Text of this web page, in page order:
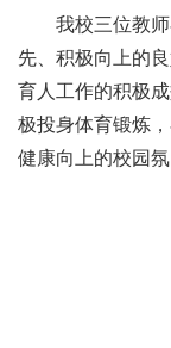
我校三位教
先、积极向上的
育人工作的积极
极投身体育锻炼
健康向上的校园氛